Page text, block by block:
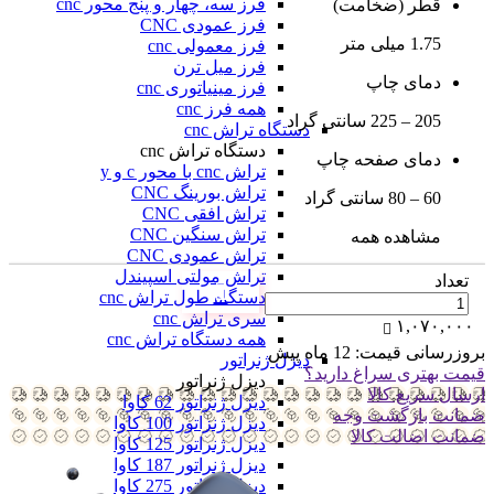
فرز عمودی CNC
فرز معمولی cnc
فرز میل ترن
فرز مینیاتوری cnc
همه فرز cnc
دستگاه تراش cnc
دستگاه تراش cnc
تراش cnc با محور c و y
تراش بورینگ CNC
تراش افقی CNC
تراش سنگین CNC
تراش عمودی CNC
تراش مولتی اسپیندل
دستگاه طول تراش cnc
سری تراش cnc
همه دستگاه تراش cnc
دیزل ژنراتور
دیزل ژنراتور
دیزل ژنراتور 62 کاوا
دیزل ژنزاتور 100 کاوا
دیزل ژنراتور 125 کاوا
دیزل ژنراتور 187 کاوا
دیزل ژنزاتور 275 کاوا
قطر (ضخامت)
1.75 میلی متر
دمای چاپ
205 – 225 سانتی گراد
دمای صفحه چاپ
60 – 80 سانتی گراد
مشاهده همه
تعداد
۱,۰۷۰,۰۰۰
بروزرسانی قیمت: 12 ماه پیش
قیمت بهتری سراغ دارید؟
ارسال سریع کالا
ضمانت بازگشت وجه
ضمانت اضالت کالا